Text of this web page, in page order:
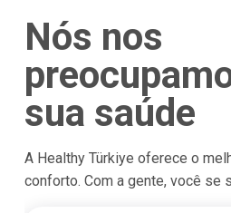
Nós nos
sua saúde
A Healthy Türkiye oferece o
conforto. Com a gente, você se